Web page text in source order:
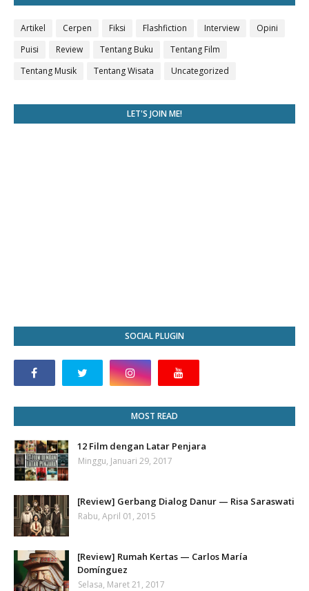
Artikel Cerpen Fiksi Flashfiction Interview
Opini
Puisi
Review Tentang Buku
Tentang Film
Tentang Musik
Tentang Wisata Uncategorized
LET'S JOIN ME!
SOCIAL PLUGIN
MOST READ
12 Film dengan Latar Penjara
Minggu, Januari 29, 2017
[Review] Gerbang Dialog Danur — Risa Saraswati
Rabu, April 01, 2015
[Review] Rumah Kertas — Carlos María
Domínguez
Selasa, Maret 21, 2017